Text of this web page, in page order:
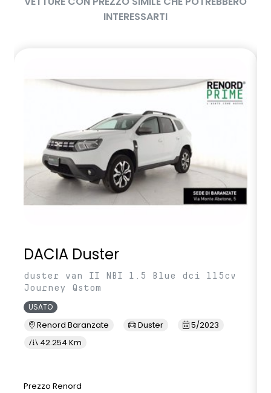
INTERESSARTI
DACIA Duster
duster van II NBI 1.5 Blue dci 115cv
Journey Qstom
USATO
Renord Baranzate Duster
5/2023
42.254 Km
Prezzo Renord